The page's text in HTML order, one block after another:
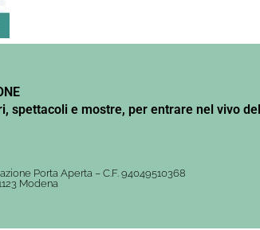
spettacoli e mostre, per entrare nel vivo
Porta Aperta – C.F. 94049510368
Modena